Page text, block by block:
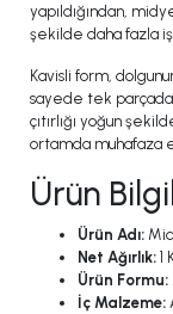
yapıldığından,
şekilde daha fazla
Kavisli form,
sayede tek parçada
çıtırlığı yoğun
ortamda muhafaza
Ürün
Ürün Adı:
Net Ağırlık: 1
Ürün Formu:
İç Malzeme: